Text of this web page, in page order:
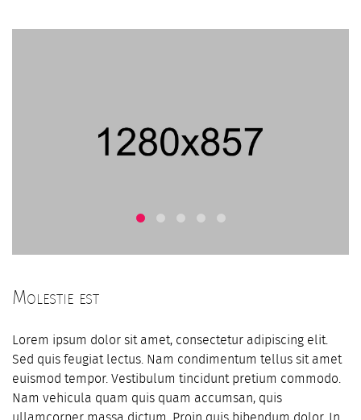
Molestie est
Lorem ipsum dolor sit amet, consectetur adipiscing elit.
Sed quis feugiat lectus. Nam condimentum tellus sit amet
euismod tempor. Vestibulum tincidunt pretium commodo.
Nam vehicula quam quis quam accumsan, quis